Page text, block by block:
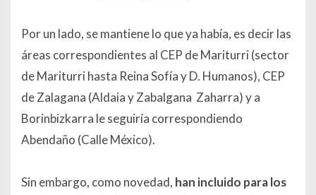
Por un lado, se mantiene lo que ya había, es decir las
áreas correspondientes al CEP de Mariturri (sector
de Mariturri hasta Reina Sofía y D. Humanos), CEP
de Zalagana (Aldaia y Zabalgana Zaharra) y a
Borinbizkarra le seguiría correspondiendo
Abendaño (Calle México).
Sin embargo, como novedad, han incluido para los